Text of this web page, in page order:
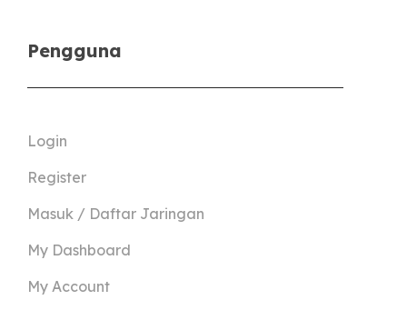
Pengguna
Login
Register
Masuk / Daftar Jaringan
My Dashboard
My Account